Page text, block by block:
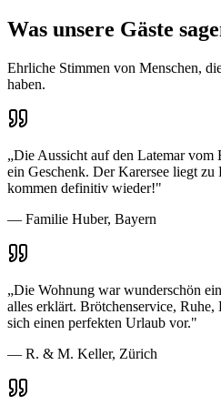
Was unsere Gäste
Ehrliche Stimmen von Menschen,
haben.
„Die Aussicht auf den Latemar vom
ein Geschenk. Der Karersee liegt
kommen definitiv wieder!"
— Familie Huber, Bayern
„Die Wohnung war wunderschön
alles erklärt. Brötchenservice, Ruhe,
sich einen perfekten Urlaub vor."
— R. & M. Keller, Zürich